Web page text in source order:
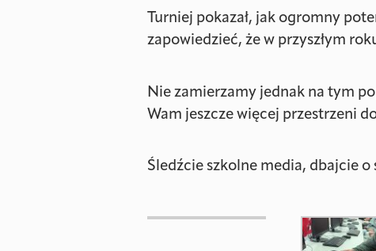
Turniej pokazał, jak ogromny
zapowiedzieć, że w przyszłym
Nie zamierzamy jednak na tym
Wam jeszcze więcej przestrzeni
Śledźcie szkolne media, dbajcie